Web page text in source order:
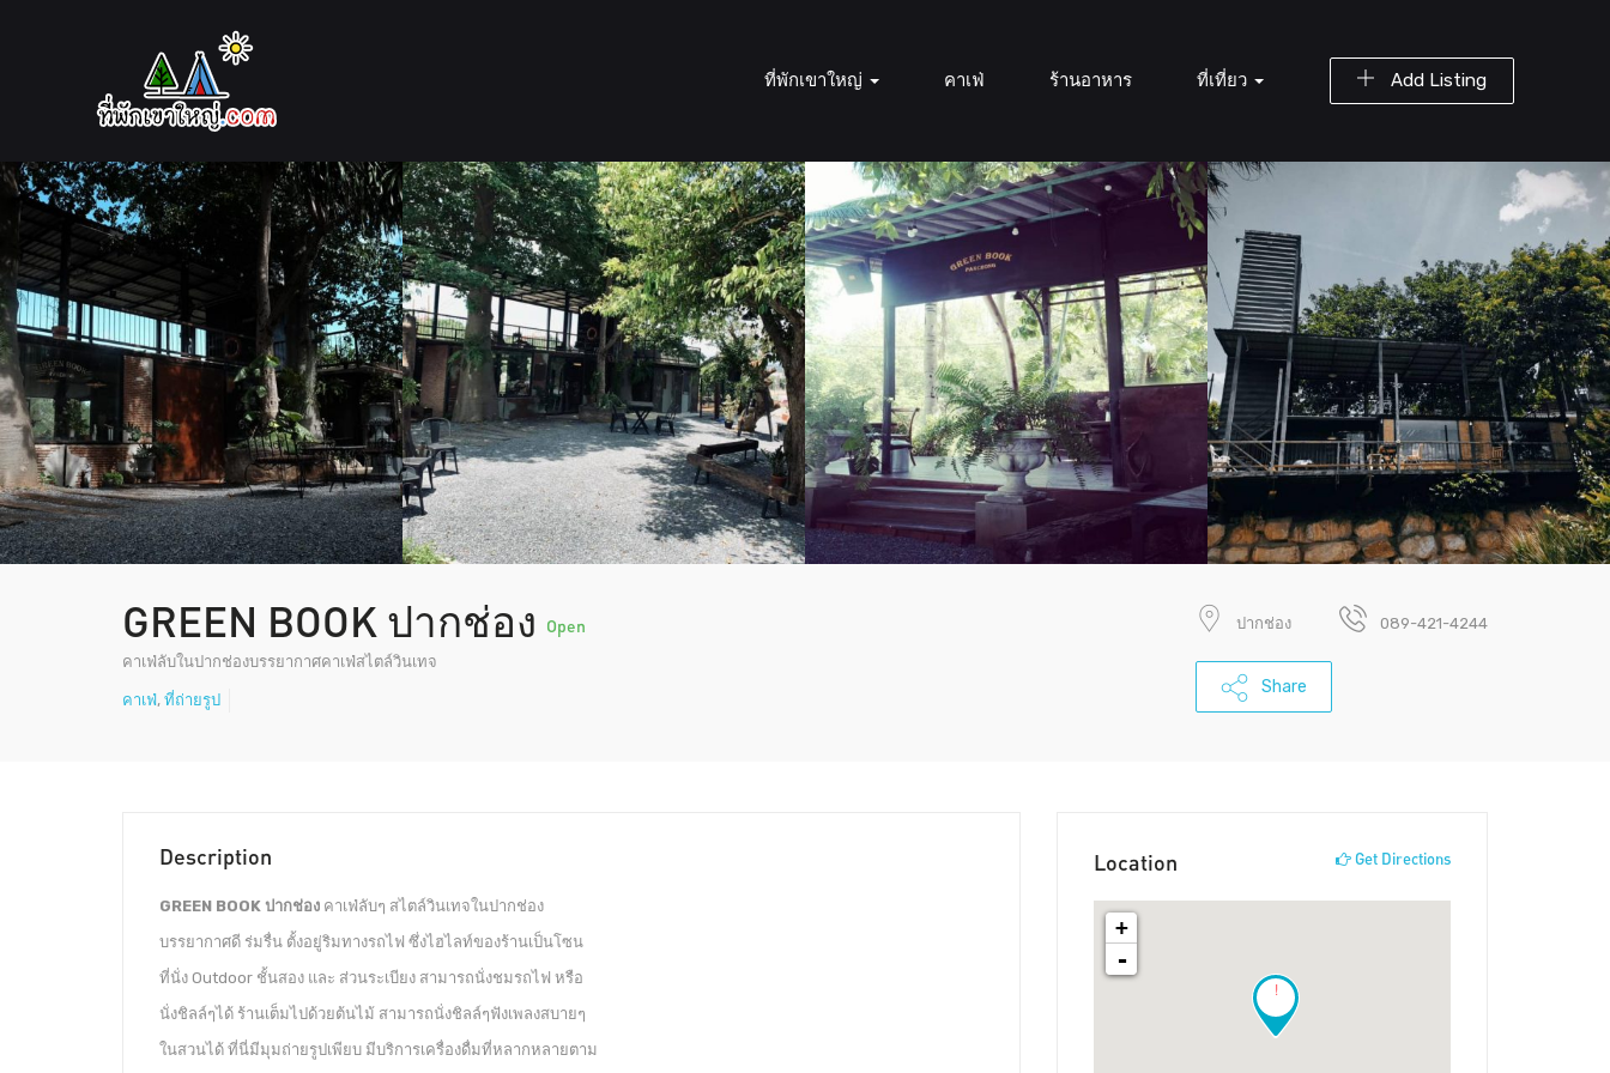
Add Listing
ที่พักเขาใหญ่ คาเฟ่ ร้านอาหาร ที่เที่ยว
GREEN BOOK ปากช่อง Open
คาเฟ่ลับในปากช่องบรรยากาศคาเฟ่สไตล์วินเทจ
คาเฟ่, ที่ถ่ายรูป
ปากช่อง 089-421-4244
Share
Description
GREEN BOOK ปากช่อง คาเฟ่ลับๆ สไตล์วินเทจในปากช่อง
บรรยากาศดี ร่มรื่น ตั้งอยู่ริมทางรถไฟ ซึ่งไฮไลท์ของร้านเป็นโซน
ที่นั่ง Outdoor ชั้นสอง และ ส่วนระเบียง สามารถนั่งชมรถไฟ หรือ
นั่งชิลล์ๆได้ ร้านเต็มไปด้วยต้นไม้ สามารถนั่งชิลล์ๆฟังเพลงสบายๆ
ในสวนได้ ที่นี่มีมุมถ่ายรูปเพียบ มีบริการเครื่องดื่มที่หลากหลายตาม
Location Get Directions
!
+
-